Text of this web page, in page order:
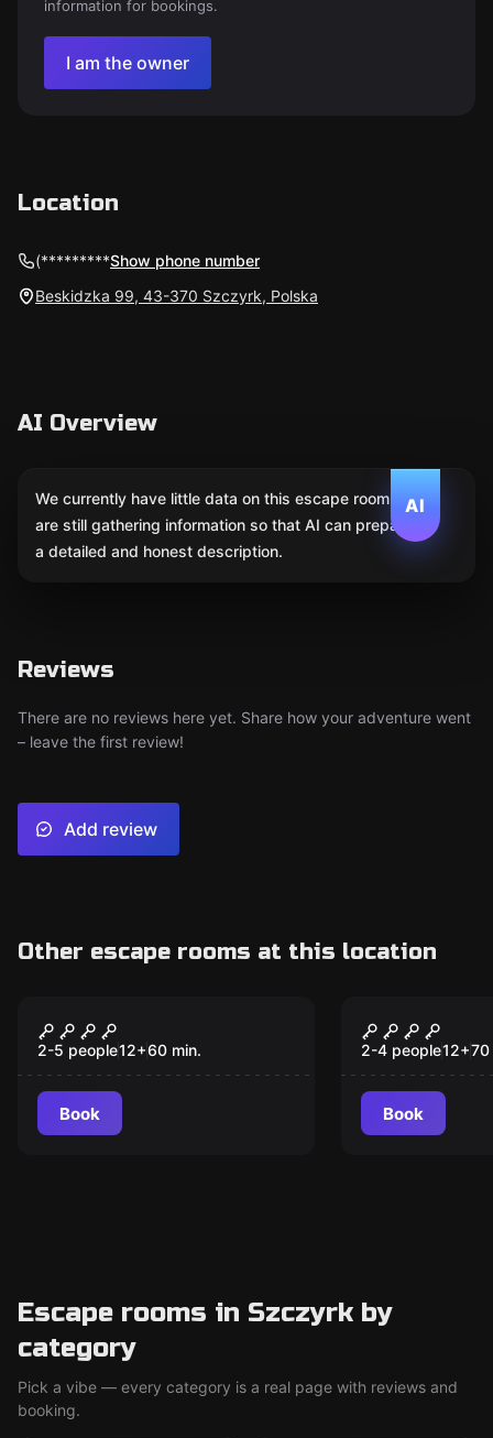
information for bookings.
I am the owner
Location
(*********Show phone number
Beskidzka 99, 43-370 Szczyrk, Polska
AI Overview
AI
We currently have little data on this escape room. We
are still gathering information so that AI can prepare
a detailed and honest description.
Reviews
There are no reviews here yet. Share how your adventure went
– leave the first review!
Add review
Other escape rooms at this location
CHATA GÓRALA
2-5 people12+60 min.
Book
ZŁOTO
2-4 people12+70
Book
Escape rooms in Szczyrk by
category
Pick a vibe — every category is a real page with reviews and
booking.